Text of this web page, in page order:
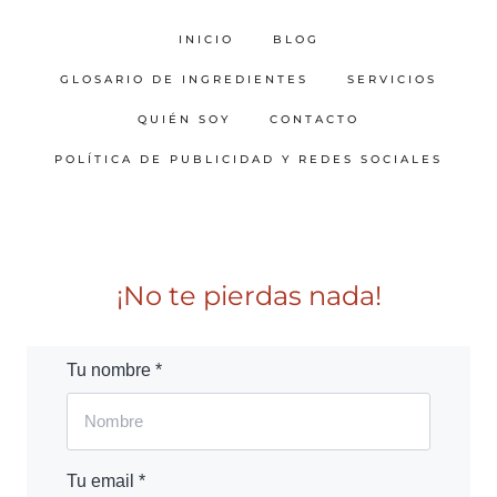
INICIO BLOG
GLOSARIO DE INGREDIENTES SERVICIOS
QUIÉN SOY CONTACTO
POLÍTICA DE PUBLICIDAD Y REDES SOCIALES
¡No te pierdas nada!
Tu nombre *
Tu email *